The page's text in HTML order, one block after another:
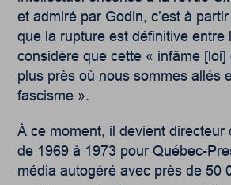
et admiré par Godin, c’est à
que la rupture est définitive entre
considère que cette « infâme [loi]
plus près où nous sommes allés
fascisme ».
À ce moment, il devient directeur
de 1969 à 1973 pour Québec-
média autogéré avec près de 50